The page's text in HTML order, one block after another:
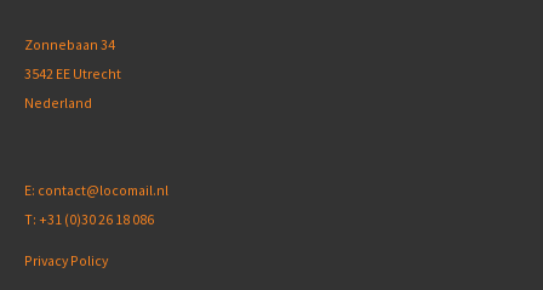
Zonnebaan 34
3542 EE Utrecht
Nederland
E: contact@locomail.nl
T: +31 (0)30 26 18 086
Privacy Policy